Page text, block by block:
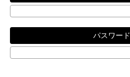
パスワード